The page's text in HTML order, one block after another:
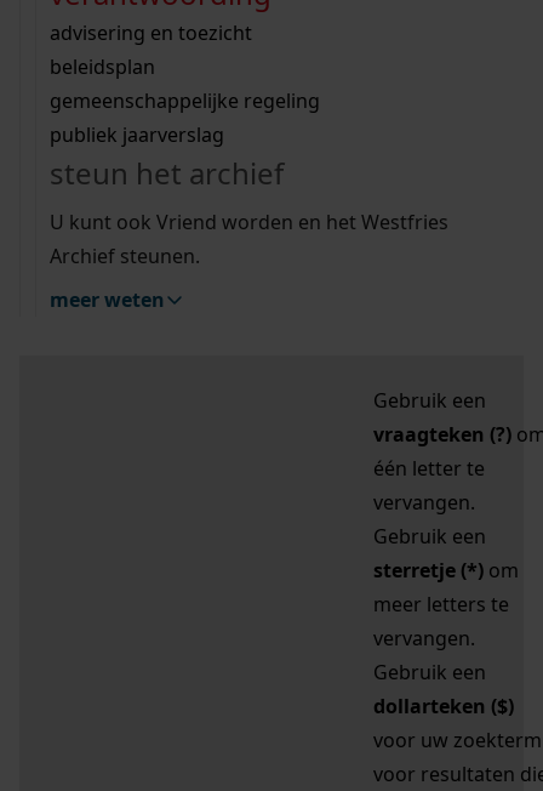
bouwvergunningen
omgevingsvergunningen
vergunningen
beeld en geluid
uitleg nodig?
Wij helpen u op weg met een aantal zoektips.
bekijk alle zoektips
Wij helpen u op weg met een aantal zoektips.
bekijk alle zoektips
bekijk ons geschiedenislokaal
advisering en toezicht
beleidsplan
gemeenschappelijke regeling
publiek jaarverslag
steun het archief
U kunt ook Vriend worden en het Westfries
Archief steunen.
meer weten
zoektips
Mijn Studiezaal (inloggen)
uw zoekopdracht te
Gebruik een
vraagteken (?)
één letter te
vervangen.
Gebruik een
sterretje (*) om
meer letters te
vervangen.
Gebruik een
dollarteken ($)
voor uw zoekterm
voor resultaten